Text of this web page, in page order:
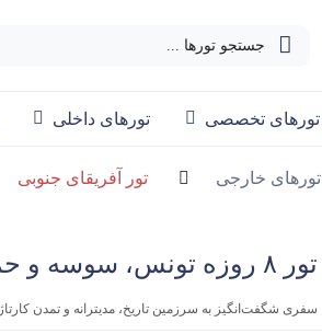
جستجو تورها ...
تورهای تخصصی تورهای داخلی
تورهای خارجی تور آفریقای جنوبی
تور ۸ روزه تونس، سوسه و حمامت
سفری شگفت‌انگیز به سرزمین تاریخ، مدیترانه و تمدن کارتاژ